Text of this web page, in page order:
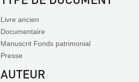
Livre ancien
Documentaire
Manuscrit Fonds patrimonial
Presse
AUTEUR